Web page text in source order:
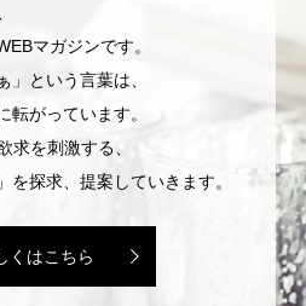
マガジンです。
」という言葉は、
転がっています。
求を刺激する、
を探求、提案していきます。
くはこちら